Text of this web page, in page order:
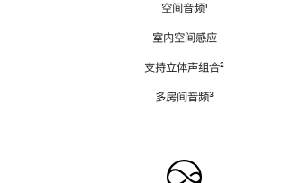
空间音频脚
¹
室内空间感应
支持立体声组合脚
²
多房间音频脚
³